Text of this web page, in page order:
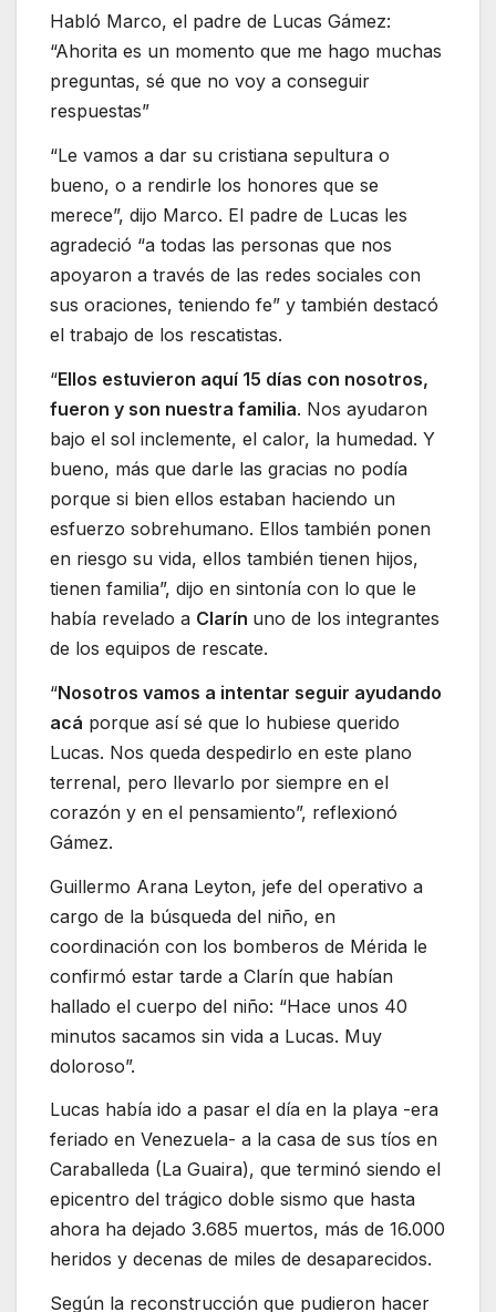
Habló Marco, el padre de Lucas Gámez:
“Ahorita es un momento que me hago muchas
preguntas, sé que no voy a conseguir
respuestas”
“Le vamos a dar su cristiana sepultura o
bueno, o a rendirle los honores que se
merece”, dijo Marco. El padre de Lucas les
agradeció “a todas las personas que nos
apoyaron a través de las redes sociales con
sus oraciones, teniendo fe” y también destacó
el trabajo de los rescatistas.
“Ellos estuvieron aquí 15 días con nosotros,
fueron y son nuestra familia. Nos ayudaron
bajo el sol inclemente, el calor, la humedad. Y
bueno, más que darle las gracias no podía
porque si bien ellos estaban haciendo un
esfuerzo sobrehumano. Ellos también ponen
en riesgo su vida, ellos también tienen hijos,
tienen familia”, dijo en sintonía con lo que le
había revelado a Clarín uno de los integrantes
de los equipos de rescate.
“Nosotros vamos a intentar seguir ayudando
acá porque así sé que lo hubiese querido
Lucas. Nos queda despedirlo en este plano
terrenal, pero llevarlo por siempre en el
corazón y en el pensamiento”, reflexionó
Gámez.
Guillermo Arana Leyton, jefe del operativo a
cargo de la búsqueda del niño, en
coordinación con los bomberos de Mérida le
confirmó estar tarde a Clarín que habían
hallado el cuerpo del niño: “Hace unos 40
minutos sacamos sin vida a Lucas. Muy
doloroso”.
Lucas había ido a pasar el día en la playa -era
feriado en Venezuela- a la casa de sus tíos en
Caraballeda (La Guaira), que terminó siendo el
epicentro del trágico doble sismo que hasta
ahora ha dejado 3.685 muertos, más de 16.000
heridos y decenas de miles de desaparecidos.
Según la reconstrucción que pudieron hacer